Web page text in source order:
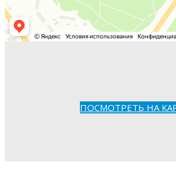
ПОСМОТРЕТЬ НА